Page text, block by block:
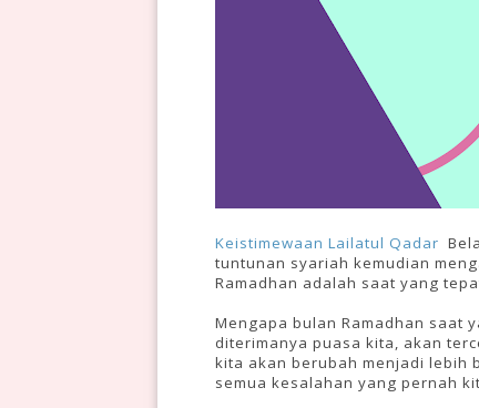
Keistimewaan Lailatul Qadar
tuntunan syariah kemudian
Ramadhan adalah saat yang
Mengapa bulan Ramadhan saat
diterimanya puasa kita, akan
kita akan berubah menjadi lebih
semua kesalahan yang pernah